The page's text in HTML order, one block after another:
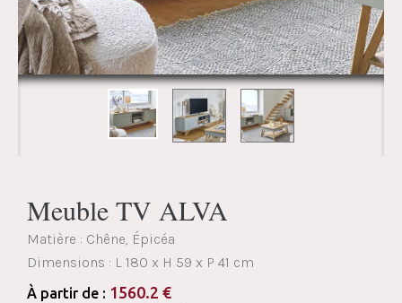
Meuble TV ALVA
Matière : Chêne, Épicéa
Dimensions : L 180 x H 59 x P 41 cm
À partir de : 1560.2 €